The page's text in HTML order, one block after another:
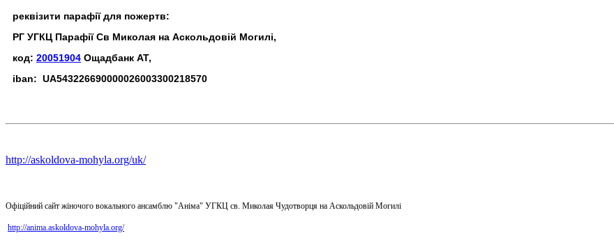
реквізити парафії для пожертв:
РГ УГКЦ Парафії Св Миколая на Аскольдовій Могилі,
код: 20051904 Ощадбанк АТ,
iban: UA543226690000026003300218570
http://askoldova-mohyla.org/uk/
Офіційний сайт жіночого вокального ансамблю "Аніма" УГКЦ св. Миколая Чудотворця на Аскольдовій Могилі
http://anima.askoldova-mohyla.org/